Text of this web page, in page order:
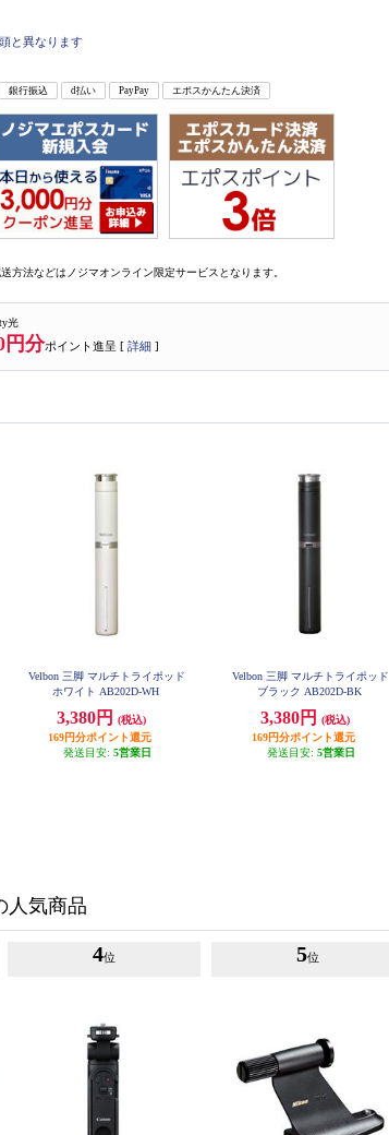
と異なります
銀行振込 d払い PayPay エポスかんたん決済
方法などはノジマオンライン限定サービスとなります。
光
円分ポイント進呈 [ 詳細 ]
Velbon 三脚 マルチトライポッド
ホワイト AB202D-WH
3,380円
(税込)
169円分ポイント還元
発送目安: 5営業日
Velbon 三脚 マルチトライポッド
ブラック AB202D-BK
3,380円
(税込)
169円分ポイント還元
発送目安: 5営業日
人気商品
4位 5位